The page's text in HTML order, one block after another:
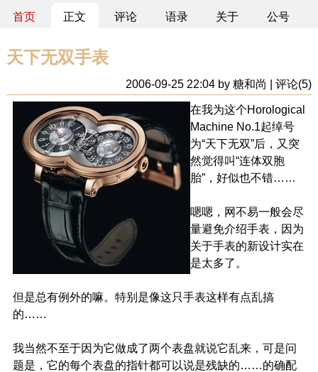
首页 正文 评论 语录 关于 公号
天下无双手表
2006-09-25 22:04 by 糖和尚 | 评论(5)
在我为这个Horological
Machine No.1起绰号
为“天下无双”后，又突
然觉得叫“连体双胞
胎”，好似也不错……
嗯嗯，网不易一般会尽
量避免介绍手表，因为
关于手表的新设计实在
是太多了。
但是总有例外的嘛。特别是像这只手表这样有点乱搞
的……
我当然不至于因为它做成了两个表盘就说它乱来，可是问
题是，它的每个表盘的指针都可以说是残缺的……的确配